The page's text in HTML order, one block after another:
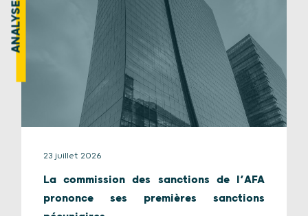
ANALYSE
23 juillet 2026
La commission des sanctions de l’AFA
prononce ses premières sanctions